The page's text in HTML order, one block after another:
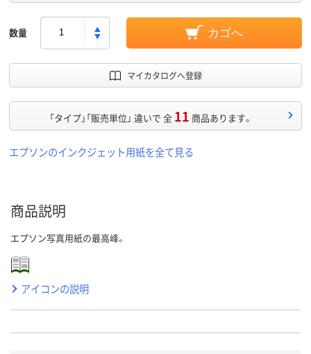
数量 カゴへ
マイカタログへ登録
「タイプ」「販売単位」 違いで 全 11 商品あります。
エプソンのインクジェット用紙を全て見る
商品説明
エプソン写真用紙の最高峰。
アイコンの説明